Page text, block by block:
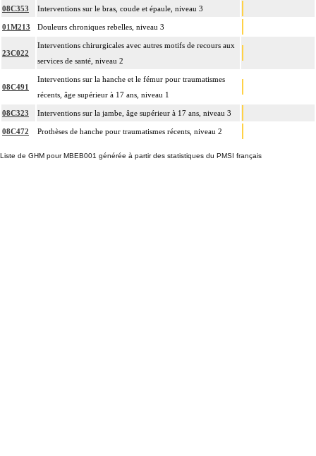
08C353 Interventions sur le bras, coude et épaule, niveau 3
01M213 Douleurs chroniques rebelles, niveau 3
23C022
Interventions chirurgicales avec autres motifs de recours aux
services de santé, niveau 2
08C491
Interventions sur la hanche et le fémur pour traumatismes
récents, âge supérieur à 17 ans, niveau 1
08C323 Interventions sur la jambe, âge supérieur à 17 ans, niveau 3
08C472 Prothèses de hanche pour traumatismes récents, niveau 2
Liste de GHM pour MBEB001 générée à partir des statistiques du PMSI français